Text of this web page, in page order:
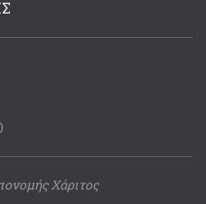
Χάριτος